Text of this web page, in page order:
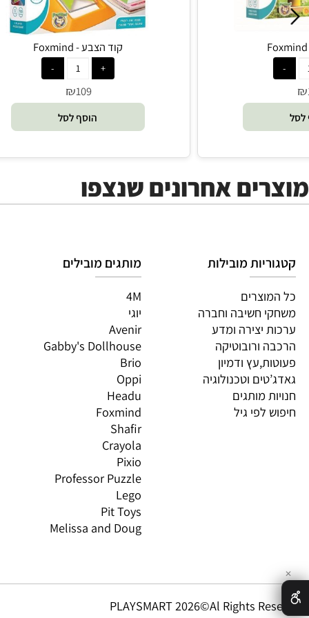
₪109
הוסף לסל
מובילות
חשיבה וחברה
יצירה ומדע
ורובוטיקה
ודמיון
מותגים מובילים
Avenir
Gabby's Dollhouse
Headu
Foxmind
Shafir
Crayola
Professor Puzzle
Melissa and Doug